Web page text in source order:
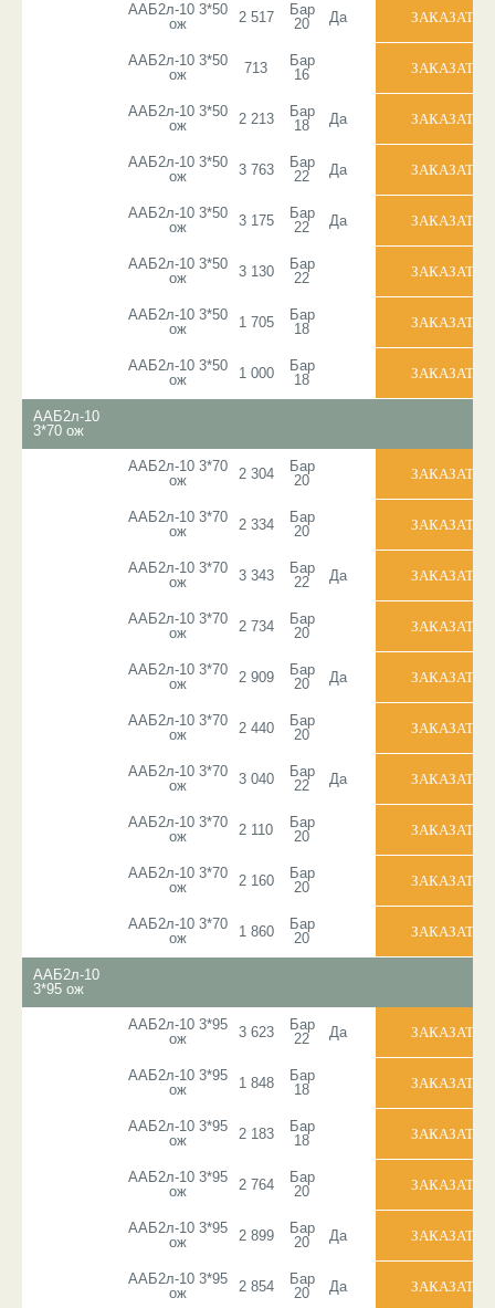
ААБ2л-10 3*50
ож
2 517
Бар
20
Да
ААБ2л-10 3*50
ож
713
Бар
16
ААБ2л-10 3*50
ож
2 213
Бар
18
Да
ААБ2л-10 3*50
ож
3 763
Бар
22
Да
ААБ2л-10 3*50
ож
3 175
Бар
22
Да
ААБ2л-10 3*50
ож
3 130
Бар
22
ААБ2л-10 3*50
ож
1 705
Бар
18
ААБ2л-10 3*50
ож
1 000
Бар
18
ААБ2л-10
3*70 ож
ААБ2л-10 3*70
ож
2 304
Бар
20
ААБ2л-10 3*70
ож
2 334
Бар
20
ААБ2л-10 3*70
ож
3 343
Бар
22
Да
ААБ2л-10 3*70
ож
2 734
Бар
20
ААБ2л-10 3*70
ож
2 909
Бар
20
Да
ААБ2л-10 3*70
ож
2 440
Бар
20
ААБ2л-10 3*70
ож
3 040
Бар
22
Да
ААБ2л-10 3*70
ож
2 110
Бар
20
ААБ2л-10 3*70
ож
2 160
Бар
20
ААБ2л-10 3*70
ож
1 860
Бар
20
ААБ2л-10
3*95 ож
ААБ2л-10 3*95
ож
3 623
Бар
22
Да
ААБ2л-10 3*95
ож
1 848
Бар
18
ААБ2л-10 3*95
ож
2 183
Бар
18
ААБ2л-10 3*95
ож
2 764
Бар
20
ААБ2л-10 3*95
ож
2 899
Бар
20
Да
ААБ2л-10 3*95
ож
2 854
Бар
20
Да